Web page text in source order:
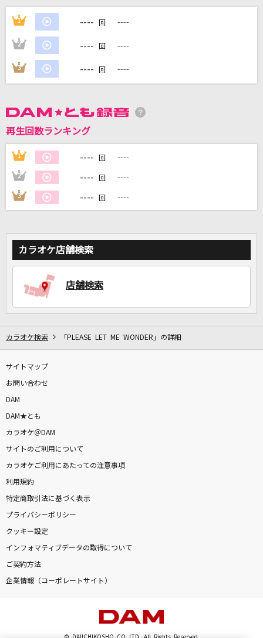
SixTONES
DAMの新曲・ランキングなど
DAMに会員登録・ログインして
カラオケをもっと楽しもう！
1 ---- 回 ----
2 ---- 回 ----
3 ---- 回 ----
再生回数ランキング
1 ---- 回 ----
2 ---- 回 ----
3 ---- 回 ----
カラオケ店舗検索
店舗検索
カラオケ検索 「PLEASE LET ME WONDER」の詳細
サイトマップ
お問い合わせ
DAM
DAM★とも
カラオケ＠DAM
サイトのご利用について
カラオケご利用にあたっての注意事項
利用規約
特定商取引法に基づく表示
プライバシーポリシー
クッキー設定
インフォマティブデータの取得について
ご契約方法
企業情報（コーポレートサイト）
© DAIICHIKOSHO CO.,LTD. All Rights Reserved.